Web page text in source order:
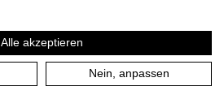
Alle akzeptieren
Nein, anpassen